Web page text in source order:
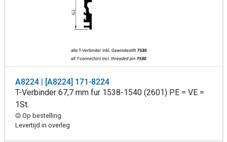
A8224 | [A8224] 171-8224
T-Verbinder 67,7 mm fur 1538-1540 (2601) PE = VE =
1St.
Op bestelling
Levertijd in overleg